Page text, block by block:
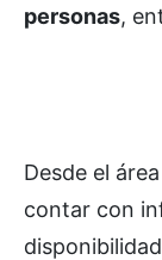
personas,
Desde el
contar con